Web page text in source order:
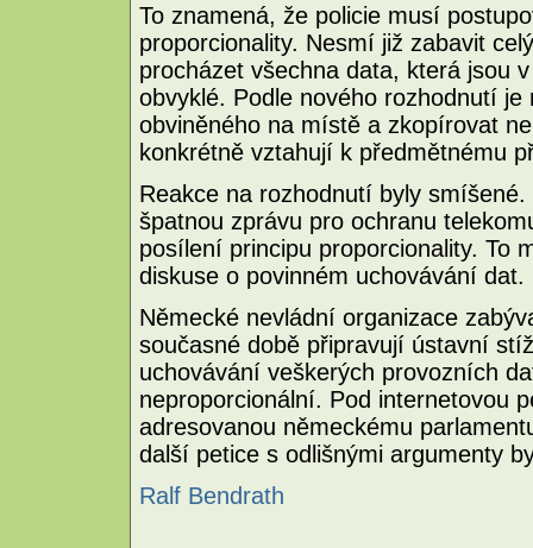
To znamená, že policie musí
proporcionality. Nesmí již zabavit
procházet všechna data, která jsou
obvyklé. Podle nového rozhodnutí
obviněného na místě a zkopírovat
konkrétně vztahují k předmětnému
Reakce na rozhodnutí byly
špatnou zprávu pro ochranu
posílení principu proporcionality. To
diskuse o povinném uchovávání dat.
Německé nevládní organizace
současné době připravují ústavní
uchovávání veškerých provozních
neproporcionální. Pod internetovou
adresovanou německému
další petice s odlišnými argumenty
Ralf Bendrath